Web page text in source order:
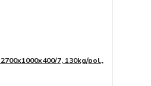
7, 130kg/pol.,